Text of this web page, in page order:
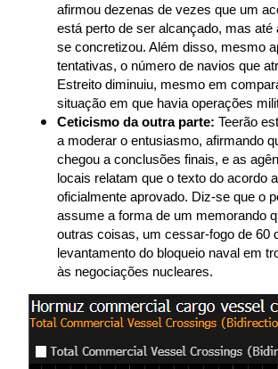
afirmou dezenas de vezes que um
está perto de ser alcançado, mas até
se concretizou. Além disso, mesmo
tentativas, o número de navios que
Estreito diminuiu, mesmo em
situação em que havia operações
Ceticismo da outra parte: Teerão
a moderar o entusiasmo, afirmando
chegou a conclusões finais, e as
locais relatam que o texto do acordo
oficialmente aprovado. Diz-se que o
assume a forma de um memorando
outras coisas, um cessar-fogo de 60
levantamento do bloqueio naval em
às negociações nucleares.